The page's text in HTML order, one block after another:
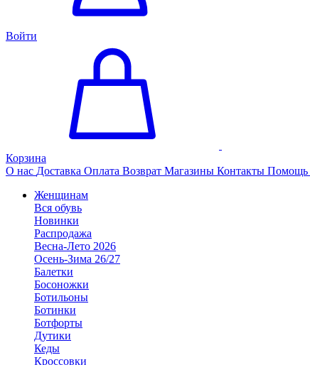
Войти
Корзина
О нас Доставка Оплата Возврат Магазины Контакты Помощь
Женщинам
Вся обувь
Новинки
Распродажа
Весна-Лето 2026
Осень-Зима 26/27
Балетки
Босоножки
Ботильоны
Ботинки
Ботфорты
Дутики
Кеды
Кроссовки